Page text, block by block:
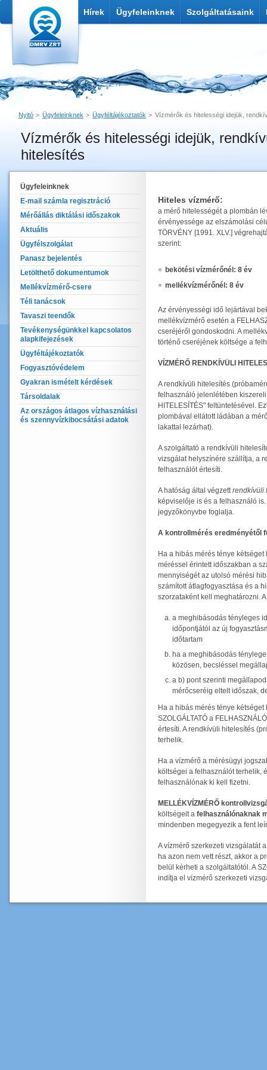
Hírek Ügyfeleinknek Szolgáltatásaink
Nyitó Ügyfeleinknek Ügyféltájékoztatók Vízmérők és hitelességi idejük,
Vízmérők és hitelességi idejük,
hitelesítés
Link küldése
Nyomtatás
Ügyfeleinknek
E-mail számla regisztráció
Mérőállás diktálási időszakok
Aktuális
Ügyfélszolgálat
Panasz bejelentés
Letölthető dokumentumok
Mellékvízmérő-csere
Téli tanácsok
Tavaszi teendők
Tevékenységünkkel kapcsolatos
alapkifejezések
Ügyféltájékoztatók
Fogyasztóvédelem
Gyakran ismételt kérdések
Társoldalak
Az országos átlagos vízhasználási
és szennyvízkibocsátási adatok
Hiteles vízmérő:
a mérő hitelességét a plombán
érvényessége az elszámolási
TÖRVÉNY [1991. XLV.]
szerint:
bekötési vízmérőnél: 8 év
mellékvízmérőnél: 8 év
Az érvényességi idő lejártával
mellékvízmérő esetén a
cseréjéről gondoskodni. A
történő cseréjének költsége a
VÍZMÉRŐ RENDKÍVÜLI
A rendkívüli hitelesítés
felhasználó jelenlétében
HITELESÍTÉS" feltüntetésével.
plombával ellátott ládában a
lakattal lezárhat).
A szolgáltató a rendkívüli
vizsgálat helyszínére szállítja, a
felhasználót értesíti.
A hatóság által végzettrendkívüli
képviselője is és a felhasználó
jegyzőkönyvbe foglalja.
A kontrollmérés eredményétől
Ha a hibás mérés ténye
méréssel érintett időszakban a
mennyiségét az utolsó mérési
számított átlagfogyasztása és a
szorzataként kell meghatározni.
a meghibásodás tényleges
időpontjától az új
időtartam
ha a meghibásodás
közösen, becsléssel
a b) pont szerinti
mérőcseréig eltelt időszak,
Ha a hibás mérés ténye
SZOLGÁLTATÓ a
értesíti. A rendkívüli hitelesítés
terhelik.
Ha a vízmérő a mérésügyi
költségei a felhasználót terhelik,
felhasználónak ki kell fizetni.
MELLÉKVÍZMÉRŐ
költségeit a felhasználónaknak
mindenben megegyezik a fent
A vízmérő szerkezeti vizsgálatát
ha azon nem vett részt, akkor a
belül kérheti a szolgáltatótól. A
indítja el vízmérő szerkezeti